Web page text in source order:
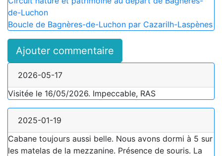
de-Luchon
Boucle de Bagnères-de-Luchon par Cazarilh-Laspènes
Ajouter commentaire
2026-05-17
Visitée le 16/05/2026. Impeccable, RAS
2025-01-19
Cabane toujours aussi belle. Nous avons dormi à 5 sur
les matelas de la mezzanine. Présence de souris. La